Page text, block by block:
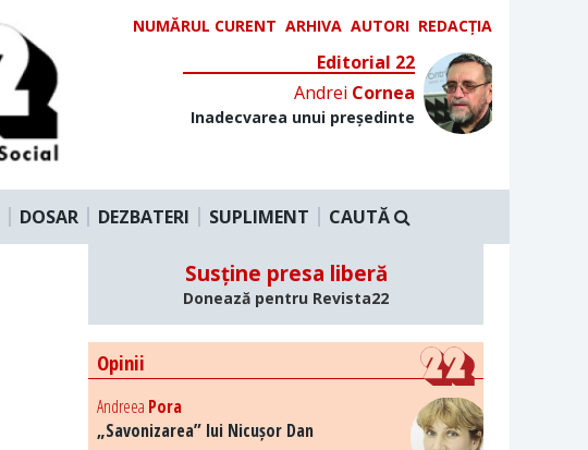
NUMĂRUL CURENT ARHIVA AUTORI REDACȚIA
Editorial 22
Andrei Cornea
Inadecvarea unui președinte
DOSAR DEZBATERI SUPLIMENT CAUTĂ
Susține presa liberă
Donează pentru Revista22
Opinii
Andreea Pora
„Savonizarea” lui Nicușor Dan